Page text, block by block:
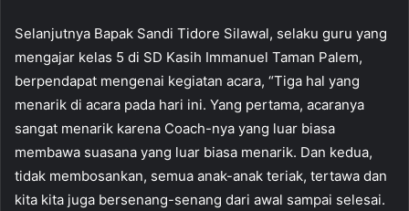
Selanjutnya Bapak Sandi Tidore Silawal, selaku guru yang
mengajar kelas 5 di SD Kasih Immanuel Taman Palem,
berpendapat mengenai kegiatan acara, “Tiga hal yang
menarik di acara pada hari ini. Yang pertama, acaranya
sangat menarik karena Coach-nya yang luar biasa
membawa suasana yang luar biasa menarik. Dan kedua,
tidak membosankan, semua anak-anak teriak, tertawa dan
kita kita juga bersenang-senang dari awal sampai selesai.